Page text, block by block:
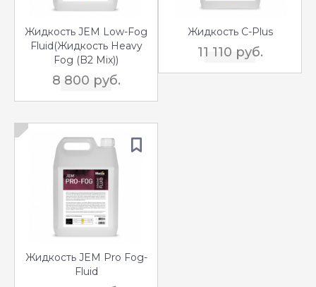
Жидкость JEM Low-Fog
Fluid(Жидкость Heavy
Fog (B2 Mix))
8 800 руб.
Жидкость C-Plus
11 110 руб.
Жидкость JEM Pro Fog-
Fluid